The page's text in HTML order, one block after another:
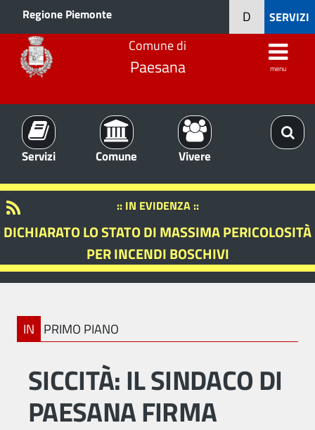
Regione Piemonte SERVIZI
D
Comune di
Paesana menu
Servizi Comune Vivere
:: IN EVIDENZA ::
DICHIARATO LO STATO DI MASSIMA PERICOLOSITÀ
PER INCENDI BOSCHIVI
IN PRIMO PIANO
SICCITÀ: IL SINDACO DI
PAESANA FIRMA